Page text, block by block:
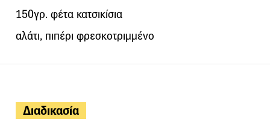
150γρ. φέτα κατσικίσια
αλάτι, πιπέρι φρεσκοτριμμένο
Διαδικασία